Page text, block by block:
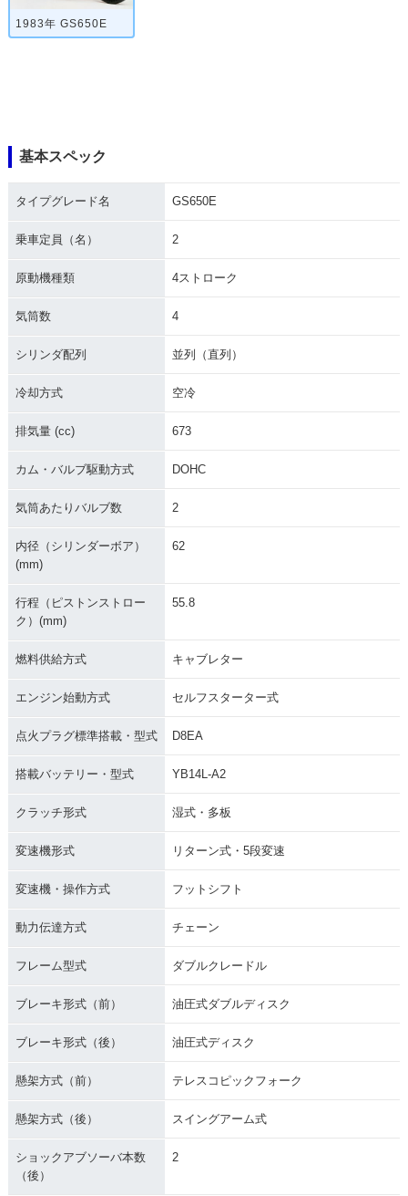
1983年 GS650E
基本スペック
タイプグレード名 GS650E
乗車定員（名） 2
原動機種類 4ストローク
気筒数 4
シリンダ配列 並列（直列）
冷却方式 空冷
排気量 (cc) 673
カム・バルブ駆動方式 DOHC
気筒あたりバルブ数 2
内径（シリンダーボア）
(mm)
62
行程（ピストンストロー
ク）(mm)
55.8
燃料供給方式 キャブレター
エンジン始動方式 セルフスターター式
点火プラグ標準搭載・型式 D8EA
搭載バッテリー・型式 YB14L-A2
クラッチ形式 湿式・多板
変速機形式 リターン式・5段変速
変速機・操作方式 フットシフト
動力伝達方式 チェーン
フレーム型式 ダブルクレードル
ブレーキ形式（前） 油圧式ダブルディスク
ブレーキ形式（後） 油圧式ディスク
懸架方式（前） テレスコピックフォーク
懸架方式（後） スイングアーム式
ショックアブソーバ本数
（後）
2